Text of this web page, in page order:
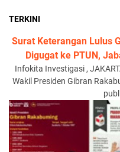
TERKINI
Surat Keterangan Lulus
Digugat ke PTUN,
Infokita Investigasi ,
Wakil Presiden Gibran